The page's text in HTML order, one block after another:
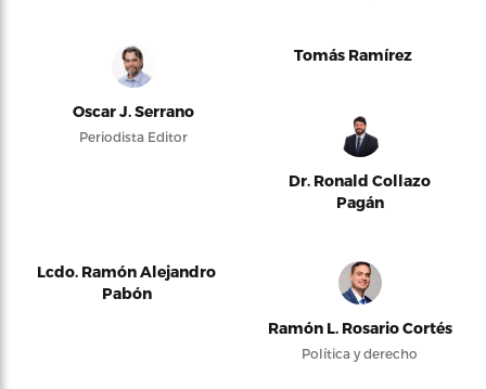
Oscar J. Serrano
Periodista Editor
Tomás Ramírez
Dr. Ronald Collazo
Pagán
Lcdo. Ramón Alejandro
Pabón
Ramón L. Rosario Cortés
Política y derecho